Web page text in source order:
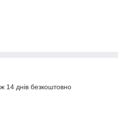
14 днів безкоштовно